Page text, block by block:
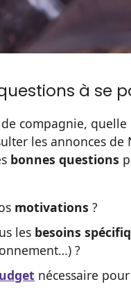
à se
de compagnie,
les annonces
bonnes questions
motivations ?
les besoins
?
nécessaire